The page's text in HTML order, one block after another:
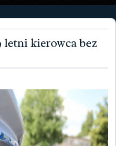
letni kierowca bez